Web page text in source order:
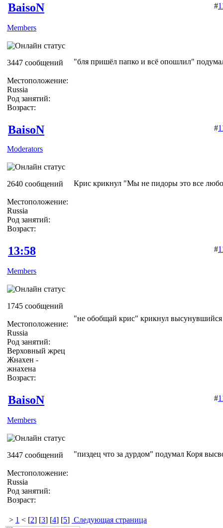
BaisoN
Members
3447 сообщений
Местоположение:
Russia
Род занятий:
Возраст:
#
"бля пришёл папко и всё опошлил"
BaisoN
Moderators
2640 сообщений
Местоположение:
Russia
Род занятий:
Возраст:
#
Крис крикнул "Мы не пидоры это все
13:58
Members
1745 сообщений
Местоположение:
Russia
Род занятий:
Верховный жрец
Жнахен -
жнахена
Возраст:
#
"не обобщай крис" крикнул высунувшийся
BaisoN
Members
3447 сообщений
Местоположение:
Russia
Род занятий:
Возраст:
#
"пиздец что за дурдом" подумал Коря
> 1 < [2] [3] [4] [5] Следующая страница